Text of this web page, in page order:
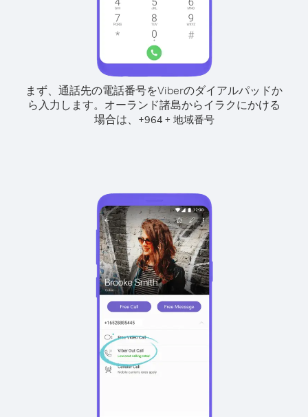
まず、通話先の電話番号をViberのダイアルパッドか
ら入力します。 オーランド諸島からイラクにかける
場合は、
+964+ 地域番号